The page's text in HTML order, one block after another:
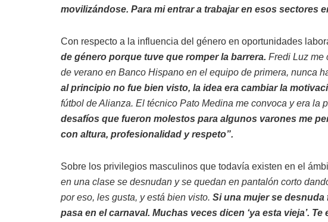
movilizándose. Para mi entrar a trabajar en esos sectores
Con respecto a la influencia del género en oportunidades
de género porque tuve que romper la barrera. Fredi Luz me
de verano en Banco Hispano en el equipo de primera, nunca
al principio no fue bien visto, la idea era cambiar la
fútbol de Alianza. El técnico Pato Medina me convoca y era la
desafíos que fueron molestos para algunos varones me
con altura, profesionalidad y respeto”.
Sobre los privilegios masculinos que todavía existen en el
en una clase se desnudan y se quedan en pantalón corto
por eso, les gusta, y está bien visto. Si una mujer se desnuda
pasa en el carnaval. Muchas veces dicen ‘ya esta vieja’.